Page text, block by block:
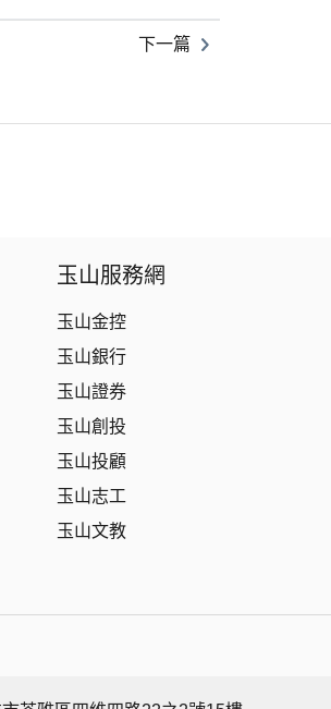
下一篇
玉山服務網
玉山金控
玉山銀行
玉山證券
玉山創投
玉山投顧
玉山志工
玉山文教